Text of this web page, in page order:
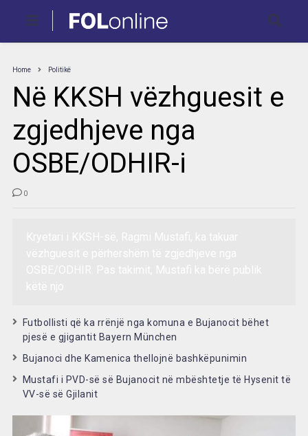
Home Politikë
Në KKSH vëzhguesit e
zgjedhjeve nga
OSBE/ODHIR-i
0
Futbollisti që ka rrënjë nga komuna e Bujanocit bëhet
pjesë e gjigantit Bayern München
Bujanoci dhe Kamenica thellojnë bashkëpunimin
Mustafi i PVD-së së Bujanocit në mbështetje të Hysenit të
VV-së së Gjilanit